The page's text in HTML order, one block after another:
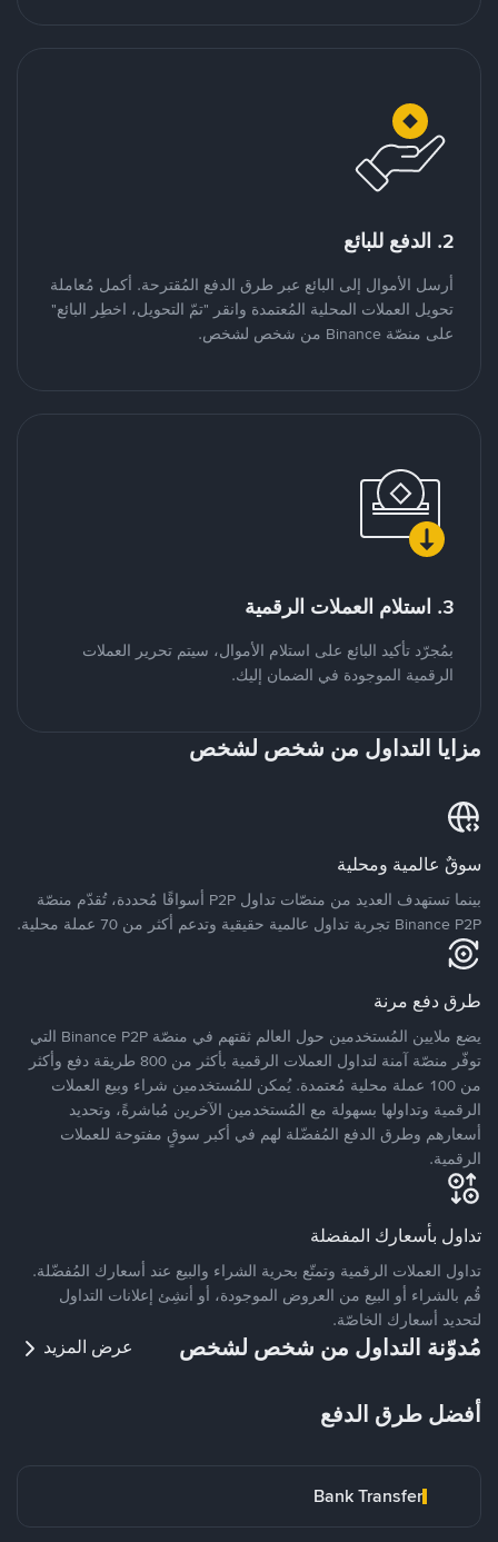
2. الدفع للبائع
أرسل الأموال إلى البائع عبر طرق الدفع المُقترحة. أكمل مُعاملة
تحويل العملات المحلية المُعتمدة وانقر "تمّ التحويل، اخطِر البائع"
على منصّة Binance من شخص لشخص.
3. استلام العملات الرقمية
بمُجرّد تأكيد البائع على استلام الأموال، سيتم تحرير العملات
الرقمية الموجودة في الضمان إليك.
مزايا التداول من شخص لشخص
سوقٌ عالمية ومحلية
بينما تستهدف العديد من منصّات تداول P2P أسواقًا مُحددة، تُقدّم منصّة
Binance P2P تجربة تداول عالمية حقيقية وتدعم أكثر من 70 عملة محلية.
طرق دفع مرنة
يضع ملايين المُستخدمين حول العالم ثقتهم في منصّة Binance P2P التي
توفّر منصّة آمنة لتداول العملات الرقمية بأكثر من 800 طريقة دفع وأكثر
من 100 عملة محلية مُعتمدة. يُمكن للمُستخدمين شراء وبيع العملات
الرقمية وتداولها بسهولة مع المُستخدمين الآخرين مُباشرةً، وتحديد
أسعارهم وطرق الدفع المُفضّلة لهم في أكبر سوقٍ مفتوحة للعملات
الرقمية.
تداول بأسعارك المفضلة
تداول العملات الرقمية وتمتّع بحرية الشراء والبيع عند أسعارك المُفضّلة.
قُم بالشراء أو البيع من العروض الموجودة، أو أنشِئ إعلانات التداول
لتحديد أسعارك الخاصّة.
مُدوّنة التداول من شخص لشخص عرض المزيد
أفضل طرق الدفع
Bank Transfer